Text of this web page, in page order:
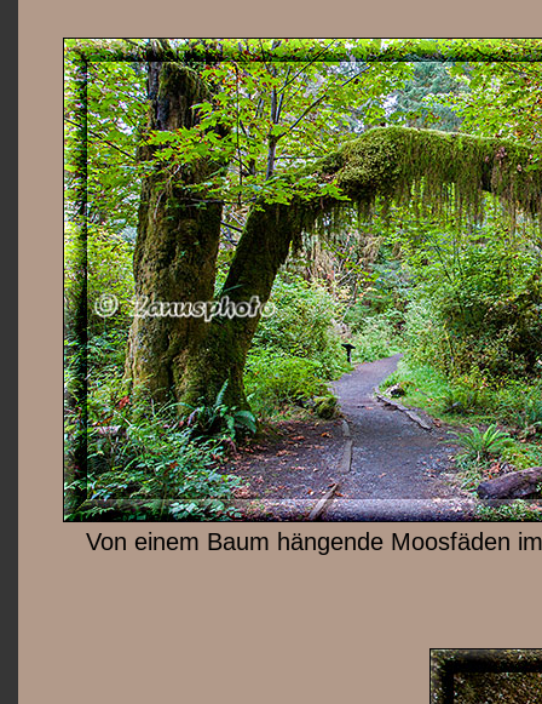
Von einem Baum hängende Moosfäden